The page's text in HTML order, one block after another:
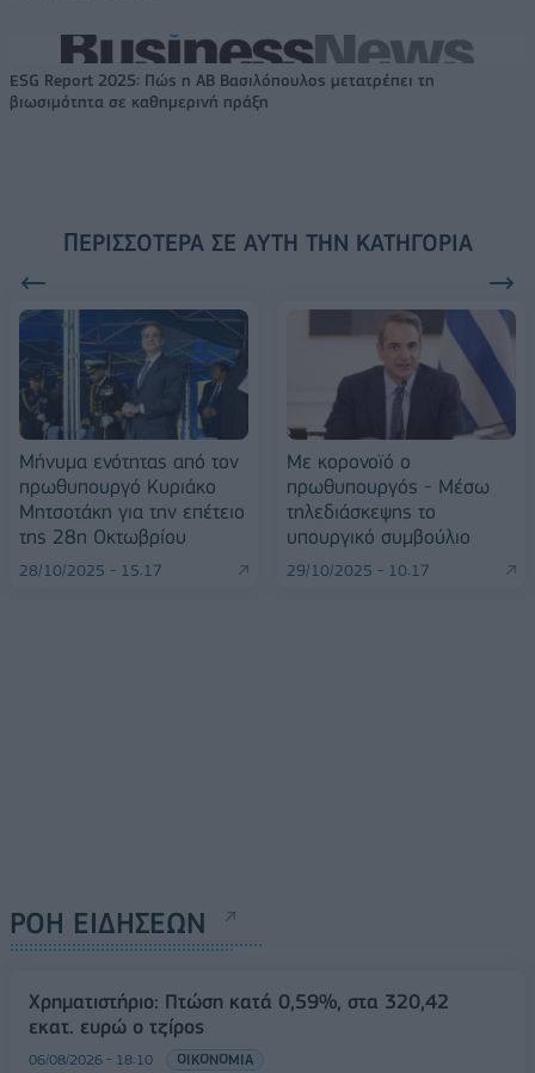
ESG Report 2025: Πώς η ΑΒ Βασιλόπουλος μετατρέπει τη
βιωσιμότητα σε καθημερινή πράξη
ΠΕΡΙΣΣΌΤΕΡΑ ΣΕ ΑΥΤΉ ΤΗΝ ΚΑΤΗΓΟΡΊΑ
Μήνυμα ενότητας από τον
πρωθυπουργό Κυριάκο
Μητσοτάκη για την επέτειο
της 28η Οκτωβρίου
28/10/2025 - 15:17
Με κορονοϊό ο
πρωθυπουργός - Μέσω
τηλεδιάσκεψης το
υπουργικό συμβούλιο
29/10/2025 - 10:17
ΡΟΗ ΕΙΔΗΣΕΩΝ
Χρηματιστήριο: Πτώση κατά 0,59%, στα 320,42
εκατ. ευρώ ο τζίρος
06/08/2026 - 18:10 ΟΙΚΟΝΟΜΙΑ